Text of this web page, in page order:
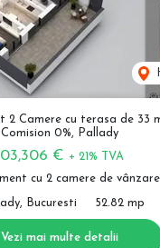
2 Camere cu terasa de 33
Comision 0%, Pallady
€ + 21% TVA
cu 2 camere de vânzare
Bucuresti 52.82 mp
Vezi mai multe detalii